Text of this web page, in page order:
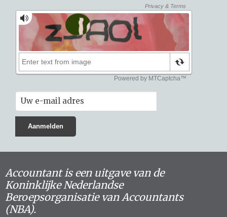
Accountant is een uitgave van de
Koninklijke Nederlandse
Beroepsorganisatie van Accountants
(NBA).